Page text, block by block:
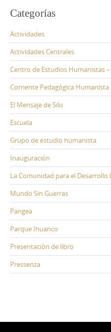
Categorías
Actividades
Actividades Centrales
Centro de Estudios Humanistas –
Corriente Pedagógica Humanista
El Mensaje de Silo
Escuela
Grupo de estudio humanista
Inauguración
La Comunidad para el Desarrollo
Mundo Sin Guerras
Pangea
Parque Ihuanco
Presentación de libro
Pressenza